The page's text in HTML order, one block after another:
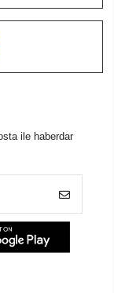
ile haberdar